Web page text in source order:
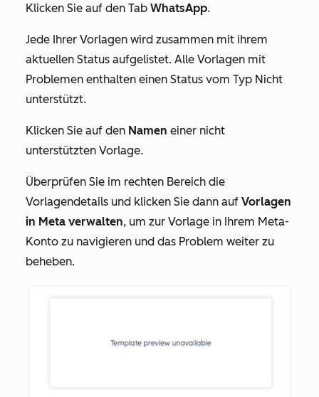
Klicken Sie auf den Tab WhatsApp.
Jede Ihrer Vorlagen wird zusammen mit ihrem
aktuellen Status aufgelistet. Alle Vorlagen mit
Problemen enthalten einen Status vom Typ Nicht
unterstützt.
Klicken Sie auf den Namen einer nicht
unterstützten Vorlage.
Überprüfen Sie im rechten Bereich die
Vorlagendetails und klicken Sie dann auf Vorlagen
in Meta verwalten, um zur Vorlage in Ihrem Meta-
Konto zu navigieren und das Problem weiter zu
beheben.